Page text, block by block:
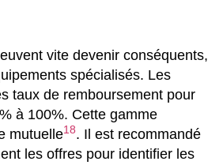
vite devenir conséquents,
spécialisés. Les
taux de remboursement pour
à 100%. Cette gamme
mutuelle18. Il est recommandé
les offres pour identifier les